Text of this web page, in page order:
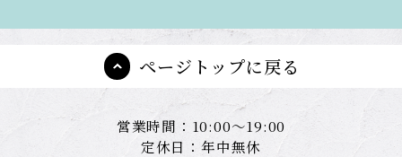
ページトップに戻る
営業時間：10:00～19:00
定休日：年中無休